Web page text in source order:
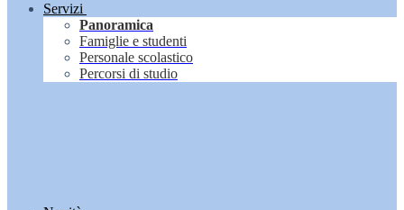
Servizi
Panoramica
Famiglie e studenti
Personale scolastico
Percorsi di studio